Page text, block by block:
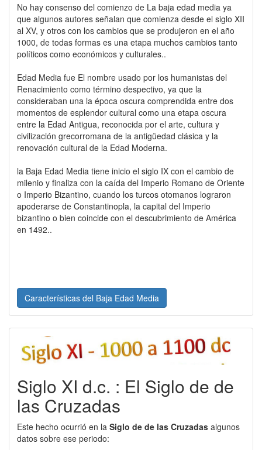
No hay consenso del comienzo de La baja edad media ya
que algunos autores señalan que comienza desde el siglo XII
al XV, y otros con los cambios que se produjeron en el año
1000, de todas formas es una etapa muchos cambios tanto
políticos como económicos y culturales..
Edad Media fue El nombre usado por los humanistas del
Renacimiento como término despectivo, ya que la
consideraban una la época oscura comprendida entre dos
momentos de esplendor cultural como una etapa oscura
entre la Edad Antigua, reconocida por el arte, cultura y
civilización grecorromana de la antigüedad clásica y la
renovación cultural de la Edad Moderna.
la Baja Edad Media tiene inicio el siglo IX con el cambio de
milenio y finaliza con la caída del Imperio Romano de Oriente
o Imperio Bizantino, cuando los turcos otomanos lograron
apoderarse de Constantinopla, la capital del Imperio
bizantino o bien coincide con el descubrimiento de América
en 1492..
Características del Baja Edad Media
Siglo XI d.c. : El Siglo de de
las Cruzadas
Este hecho ocurrió en la Siglo de de las Cruzadas algunos
datos sobre ese periodo: